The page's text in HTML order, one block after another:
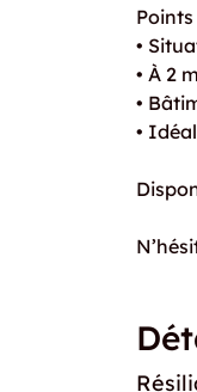
•
• À 2
•
•